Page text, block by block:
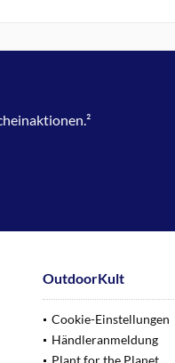
OutdoorKult
Cookie-Einstellungen
Händleranmeldung
Plant for the Planet